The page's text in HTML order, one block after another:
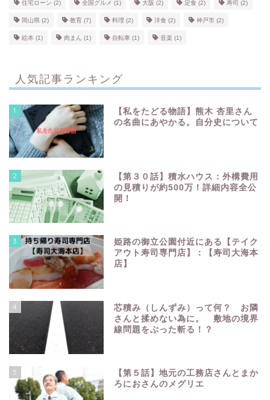
住宅ローン (2) 全国グルメ (1) 大阪 (2) 定食 (2) 寿司 (2)
岡山県 (2) 教育 (7) 料理 (2) 洋食 (2) 神戸市 (2)
絵本 (1) 肉まん (1) 自転車 (1) 音楽 (1)
人気記事ランキング
1
【私をたどる物語】熊木 杏里さん
の名曲にあやかる。自分史について
2
【第３０話】積水ハウス：外構費用
の見積りが約500万！詳細内容全公
開！
3
姫路の御立公園付近にある【テイク
アウト寿司専門店】：【寿司大海本
店】
4
芯積み（しんずみ）って何？ お隣
さんと揉めない為に。 敷地の境界
線問題をぶった斬る！？
5
【第５話】地元の工務店さんとまか
ろにおさんのメグリエ